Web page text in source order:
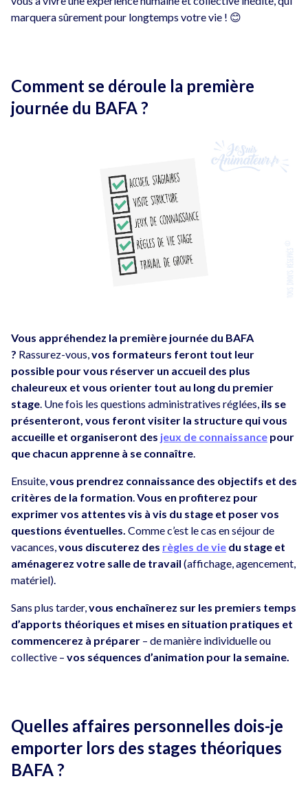
marquera sûrement pour longtemps votre vie ! 😊
Comment se déroule la première
journée du BAFA ?
Vous appréhendez la première journée du BAFA
? Rassurez-vous, vos formateurs feront tout leur
possible pour vous réserver un accueil des plus
chaleureux et vous orienter tout au long du premier
stage . Une fois les questions administratives réglées, ils se
présenteront, vous feront visiter la structure qui vous
accueille et organiseront des jeux de connaissance pour
que chacun apprenne à se connaître
Ensuite, vous prendrez connaissance des objectifs et des
critères de la formation Vous en profiterez pour
exprimer vos attentes vis à vis du stage et poser vos
questions éventuelles. Comme c’est le cas en séjour de
vacances, vous discuterez des règles de vie du stage et
aménagerez votre salle de travail (affichage, agencement,
matériel).
Sans plus tarder, vous enchaînerez sur les premiers temps
d’apports théoriques et mises en situation pratiques et
commencerez à préparer – de manière individuelle ou
collective – vos séquences d’animation pour la semaine.
Quelles affaires personnelles dois-je
emporter lors des stages théoriques
BAFA ?